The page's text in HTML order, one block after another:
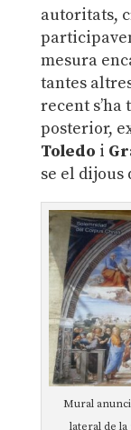
autoritats,
mesura
tantes
recent
posterior,
Toledo i
se el dijous
Mural
lateral de la